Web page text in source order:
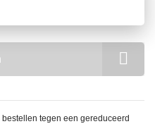
tegen een gereduceerd